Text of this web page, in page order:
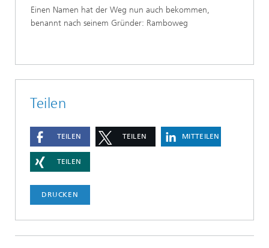
Einen Namen hat der Weg nun auch bekommen,
benannt nach seinem Gründer: Ramboweg
Teilen
TEILEN TEILEN MITTEILEN
TEILEN
DRUCKEN